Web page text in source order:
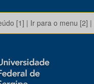
[1] | Ir para o menu [2] |